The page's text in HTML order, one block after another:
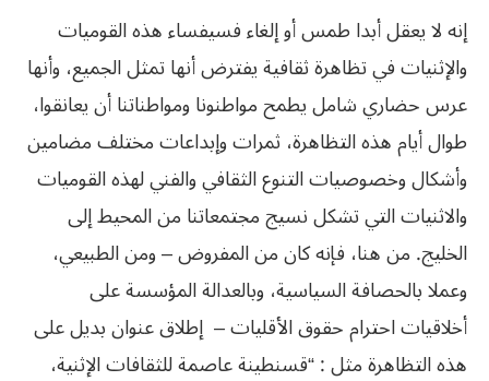
إنهلايعقلأبداطمسأوإلغاءفسيفساءهذهالقوميات
والإثنياتفيتظاهرةثقافيةيفترضأنهاتمثلالجميع، وأنها
عرسحضاريشامليطمحمواطنوناومواطناتناأنيعانقوا،
طوالأيامهذهالتظاهرة، ثمراتوإبداعاتمختلفمضامين
وأشكالوخصوصياتالتنوعالثقافيوالفنيلهذهالقوميات
والاثنياتالتيتشكلنسيجمجتمعاتنامنالمحيطإلى
الخليج.منهنا، فإنهكانمنالمفروض–ومنالطبيعي،
وعملابالحصافةالسياسية، وبالعدالةالمؤسسةعلى
أخلاقياتاحترامحقوقالأقليات–إطلاقعنوانبديلعلى
هذهالتظاهرةمثل:
“قسنطينةعاصمةللثقافاتالإثنية،